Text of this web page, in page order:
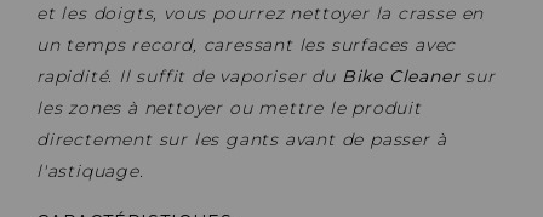
et les doigts, vous pourrez nettoyer la crasse en
un temps record, caressant les surfaces avec
rapidité. Il suffit de vaporiser du Bike Cleanersur
les zones à nettoyer ou mettre le produit
directement sur les gants avant de passer à
l'astiquage.